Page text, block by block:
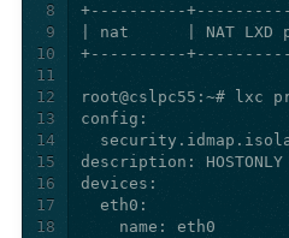
8
9
10
11
12
13
14
15
16
17
18